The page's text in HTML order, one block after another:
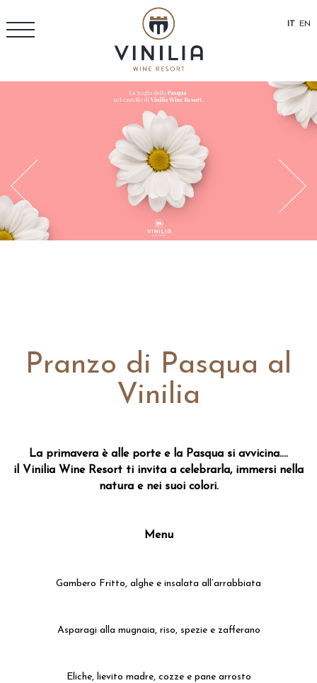
IT EN
Pranzo di Pasqua al
Vinilia
La primavera è alle porte e la Pasqua si avvicina....
il Vinilia Wine Resort ti invita a celebrarla, immersi nella
natura e nei suoi colori.
Menu
Gambero Fritto, alghe e insalata all’arrabbiata
Asparagi alla mugnaia, riso, spezie e zafferano
Eliche, lievito madre, cozze e pane arrosto